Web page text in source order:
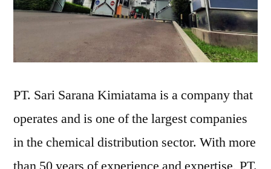
PT. Sari Sarana Kimiatama is a company that
operates and is one of the largest companies
in the chemical distribution sector. With more